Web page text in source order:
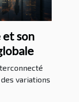
son
variations